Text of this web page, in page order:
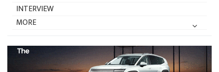
INTERVIEW
MORE
अवधि १० वर्ष